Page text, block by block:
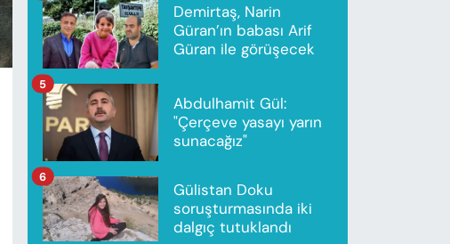
Demirtaş, Narin
Güran’ın babası Arif
Güran ile görüşecek
Abdulhamit Gül:
"Çerçeve yasayı yarın
sunacağız"
5
Gülistan Doku
soruşturmasında iki
dalgıç tutuklandı
6